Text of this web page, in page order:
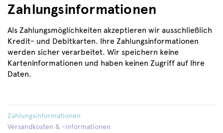
Zahlungsinformationen
Als Zahlungsmöglichkeiten akzeptieren wir ausschließlich
Kredit- und Debitkarten. Ihre Zahlungsinformationen
werden sicher verarbeitet. Wir speichern keine
Karteninformationen und haben keinen Zugriff auf Ihre
Daten.
Zahlungsinformationen
Versandkosten & -informationen